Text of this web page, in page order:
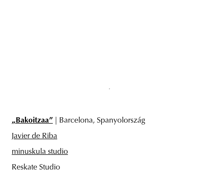
„Bakoitzaa” | Barcelona, Spanyolország
Javier de Riba
minuskula studio
Reskate Studio